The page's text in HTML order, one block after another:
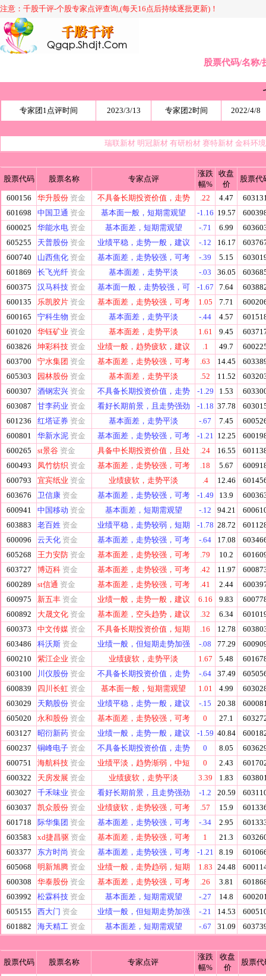
注意：千股千评-个股专家点评查询,(每天16点后持续逐批更新)！
股票代码/名称/
专家团1点评时间 2023/3/13 专家团2时间 2022/4/8
瑞联新材 明冠新材 有研粉材 赛特新材 金科环
股票代码 股票名称 专家点评
涨跌
幅%
收盘
价
股票代
600156 华升股份 资金 不具备长期投资价值，走势 .22 4.47
601698
中国卫通 资金 基本面一般，短期需观望 -1.16 19.57
600025
华能水电 资金 基本面差，短期需观望 -.71 6.99
605255
天普股份 资金 业绩平稳，走势一般，建议 -.12 16.17
600740
山西焦化 资金 基本面差，走势较强，可考 -.39 5.15
601869
长飞光纤 资金 基本面差，走势平淡 -.03 36.05
600375
汉马科技 资金 基本面一般，走势较强，可 -1.67 7.64
600135
乐凯胶片 资金 基本面差，走势较强，可考 1.05 7.71
600165
宁科生物 资金 基本面差，走势平淡 -.44 4.57
601020
华钰矿业 资金 基本面差，走势平淡 1.61 9.45
603826
坤彩科技 资金 业绩一般，趋势疲软，建议 .1 49.7
603700
宁水集团 资金 基本面差，走势较强，可考 .63 14.45
605303
园林股份 资金 基本面差，走势平淡 .52 11.52
600307
酒钢宏兴 资金 不具备长期投资价值，走势 -1.29 1.53
603087
甘李药业 资金 看好长期前景，且走势强劲 -1.18 37.78
601236
红塔证券 资金 基本面差，走势平淡 -.67 7.45
600801
华新水泥 资金 基本面差，走势较强，可考 -1.21 12.25
600265
st景谷 资金 具备中长期投资价值，且处 .24 16.55
600493
凤竹纺织 资金 基本面差，走势较强，可考 .18 5.67
600793
宜宾纸业 资金 业绩疲软，走势平淡 .4 12.46
603676
卫信康 资金 基本面差，走势较强，可考 -1.49 13.9
600941
中国移动 资金 基本面差，短期需观望 -.12 94.21
603883
老百姓 资金 业绩平稳，走势较弱，短期 -1.78 28.72
600096
云天化 资金 基本面差，走势较强，可考 -.64 17.08
605268
王力安防 资金 基本面差，走势较强，可考 .79 10.2
603727
博迈科 资金 基本面差，走势较强，可考 .42 11.97
600289
st信通 资金 基本面差，走势较强，可考 .41 2.44
600975
新五丰 资金 业绩一般，走势一般，建议 6.16 9.83
600892
大晟文化 资金 基本面差，空头趋势，建议 .32 6.34
600373
中文传媒 资金 不具备长期投资价值，短期 .16 12.78
603486
科沃斯 资金 业绩一般，但短期走势加强 -.08 77.29
600210
紫江企业 资金 业绩疲软，走势平淡 1.67 5.48
603100
川仪股份 资金 不具备长期投资价值，走势 -.64 37.49
600839
四川长虹 资金 基本面一般，短期需观望 1.01 4.99
603029
天鹅股份 资金 业绩平稳，走势一般，建议 -.15 20.38
605020
永和股份 资金 基本面差，走势较强，可考 0 27.1
603127
昭衍新药 资金 业绩一般，走势一般，建议 -1.59 40.84
600237
铜峰电子 资金 不具备长期投资价值，走势 0 8.05
600751
海航科技 资金 业绩平淡，趋势渐弱，中短 0 2.43
600322
天房发展 资金 业绩疲软，走势平淡 3.39 1.83
603027
千禾味业 资金 看好长期前景，且走势强劲 -1.2 20.59
603037
凯众股份 资金 业绩疲软，走势较强，可考 .57 15.9
601718
际华集团 资金 基本面差，走势较强，可考 -.34 2.95
603583
xd捷昌驱 资金 基本面差，走势较强，可考 1 21.3
603377
东方时尚 资金 基本面差，走势较强，可考 -1.21 8.19
605068
明新旭腾 资金 业绩一般，走势趋弱，短期 1.83 24.48
600308
华泰股份 资金 基本面差，走势较强，可考 .26 3.81
603992
松霖科技 资金 基本面差，短期需观望 -.27 14.8
605155
西大门 资金 业绩一般，但短期走势加强 -.21 14.53
601882
海天精工 资金 基本面差，短期需观望 -.67 31.09
股票代码 股票名称 专家点评
涨跌
幅%
收盘
价
股票代